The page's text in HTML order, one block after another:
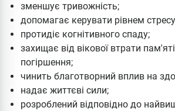
зменшує тривожність;
допомагає керувати рівнем
протидіє когнітивного спаду;
захищає від вікової втрати
погіршення;
чинить благотворний вплив на
надає життєві сили;
розроблений відповідно до